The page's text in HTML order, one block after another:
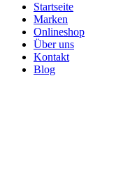
Startseite
Marken
Onlineshop
Über uns
Kontakt
Blog